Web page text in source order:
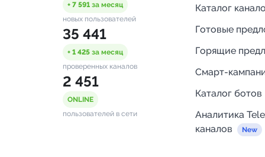
+ 7 591 за месяц
новых пользователей
35 441
+ 1 425 за месяц
проверенных каналов
2 451
ONLINE
пользователей в сети
Каталог
Готовые
Горящие
Смарт-
Каталог ботов
Аналитика
каналов